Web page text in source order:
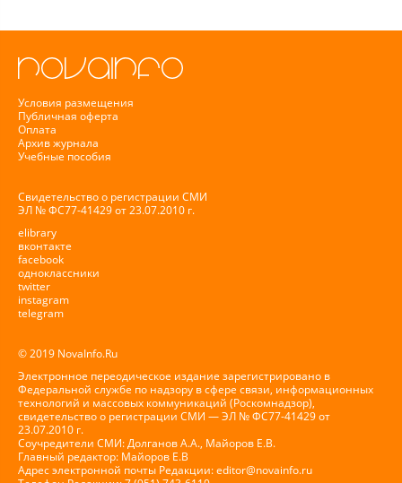
Условия размещения
Публичная оферта
Оплата
Архив журнала
Учебные пособия
Свидетельство о регистрации СМИ
ЭЛ № ФС77-41429 от 23.07.2010 г.
elibrary
вконтакте
facebook
одноклассники
twitter
instagram
telegram
© 2019 NovaInfo.Ru
Электронное переодическое издание зарегистрировано в
Федеральной службе по надзору в сфере связи, информационных
технологий и массовых коммуникаций (Роскомнадзор),
свидетельство о регистрации СМИ — ЭЛ № ФС77-41429 от
23.07.2010 г.
Соучредители СМИ: Долганов А.А., Майоров Е.В.
Главный редактор: Майоров Е.В
Адрес электронной почты Редакции:editor@novainfo.ru